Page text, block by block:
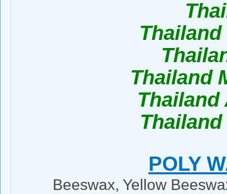
Thailand
POLY
Beeswax, Yellow